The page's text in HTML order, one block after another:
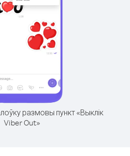
размовы пункт «Выклік
Viber Out»